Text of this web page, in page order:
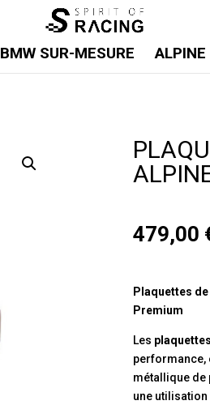
BMW SUR-MESURE ALPINE
479,00
Plaquettes
Premium
Les
performance,
métallique de
une